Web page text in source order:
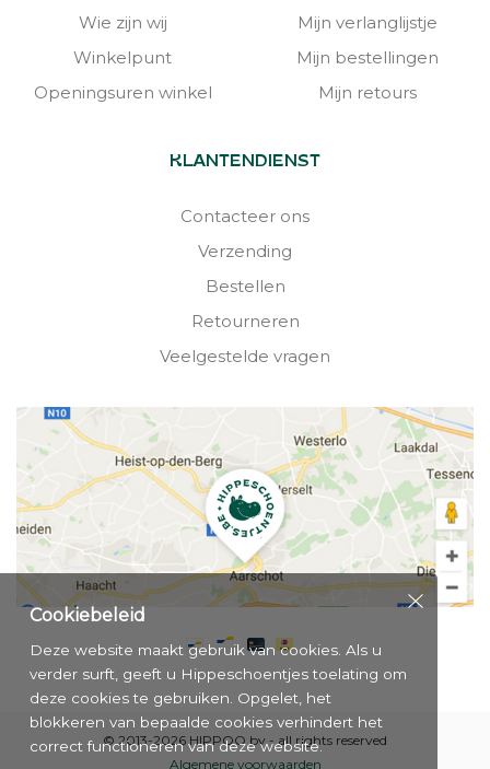
Wie zijn wij
Winkelpunt
Openingsuren winkel
Mijn verlanglijstje
Mijn bestellingen
Mijn retours
KLANTENDIENST
Contacteer ons
Verzending
Bestellen
Retourneren
Veelgestelde vragen
© 2013-2026 HIPPOO bv - all rights reserved
Algemene voorwaarden
Cookiebeleid
Deze website maakt gebruik van cookies. Als u
verder surft, geeft u Hippeschoentjes toelating om
deze cookies te gebruiken. Opgelet, het
blokkeren van bepaalde cookies verhindert het
correct functioneren van deze website.